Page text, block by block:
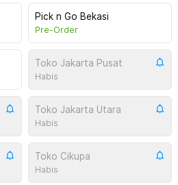
Pick n Go Bekasi
Pre-Order
Toko Jakarta Pusat
Habis
Toko Jakarta Utara
Habis
Toko Cikupa
Habis